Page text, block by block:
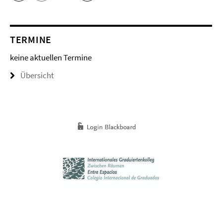
TERMINE
keine aktuellen Termine
Übersicht